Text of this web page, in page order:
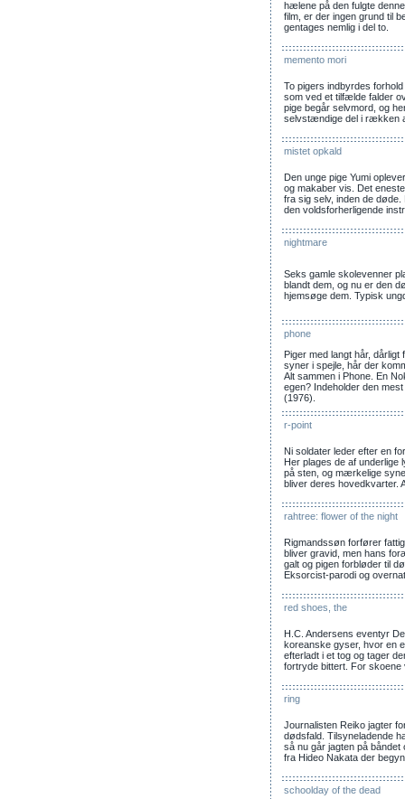
hælene på den fulgte
film, er der ingen grund til
gentages nemlig i del to.
memento mori
To pigers indbyrdes
som ved et tilfælde falder
pige begår selvmord, og
selvstændige del i rækken
mistet opkald
Den unge pige Yumi
og makaber vis. Det
fra sig selv, inden de
den voldsforherligende
nightmare
Seks gamle skolevenner
blandt dem, og nu er den
hjemsøge dem. Typisk
phone
Piger med langt hår,
syner i spejle, hår der
Alt sammen i Phone. En
egen? Indeholder den
(1976).
r-point
Ni soldater leder efter en
Her plages de af underlige
på sten, og mærkelige
bliver deres hovedkvarter.
rahtree: flower of the night
Rigmandssøn forfører
bliver gravid, men hans
galt og pigen forbløder til
Eksorcist-parodi og
red shoes, the
H.C. Andersens eventyr
koreanske gyser, hvor en
efterladt i et tog og tager
fortryde bittert. For
ring
Journalisten Reiko jagter
dødsfald. Tilsyneladende
så nu går jagten på
fra Hideo Nakata der
schoolday of the dead